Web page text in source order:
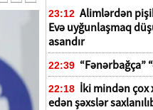
23:12 Alimlərdən
Evə uyğunlaşmaq
asandır
22:39 “Fənərbağça”
22:18 İki mindən çox
edən şəxslər